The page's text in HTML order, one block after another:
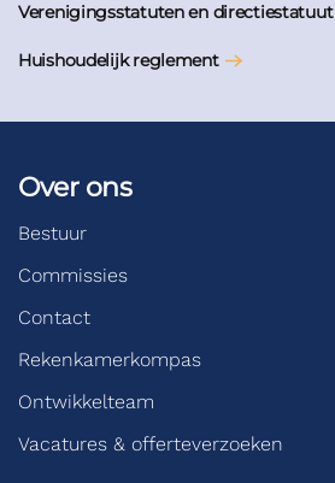
Verenigingsstatuten en directiestatuut
Huishoudelijk reglement
Over ons
Bestuur
Commissies
Contact
Rekenkamerkompas
Ontwikkelteam
Vacatures & offerteverzoeken